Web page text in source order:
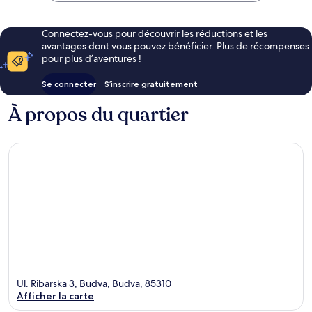
Connectez-vous pour découvrir les réductions et les
avantages dont vous pouvez bénéficier. Plus de récompenses
pour plus d’aventures !
Se connecter S’inscrire gratuitement
À propos du quartier
Ul. Ribarska 3, Budva, Budva, 85310
Afficher la carte